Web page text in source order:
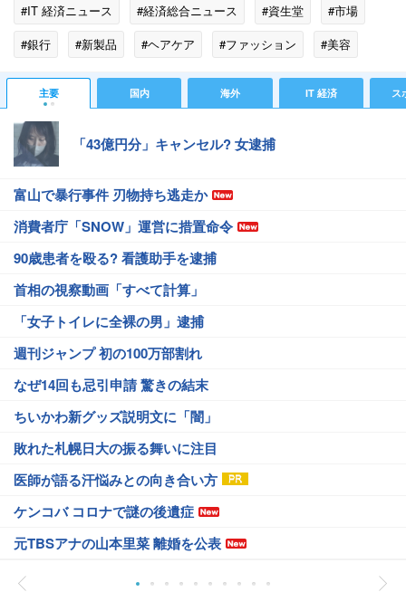
#IT 経済ニュース #経済総合ニュース #資生堂
#市場
#銀行
#新製品 #ヘアケア #ファッション
#美容
#投資
#ネット取引 #早期退職
#ドラッグストア
#若年層
#クレーム #富裕層 #ユニリーバ
主要 国内 海外 IT 経済 ス
「43億円分」キャンセル? 女逮捕
富山で暴行事件 刃物持ち逃走か
消費者庁「SNOW」運営に措置命令
90歳患者を殴る? 看護助手を逮捕
首相の視察動画「すべて計算」
「女子トイレに全裸の男」逮捕
週刊ジャンプ 初の100万部割れ
なぜ14回も忌引申請 驚きの結末
ちいかわ新グッズ説明文に「闇」
敗れた札幌日大の振る舞いに注目
医師が語る汗悩みとの向き合い方
ケンコバ コロナで謎の後遺症
元TBSアナの山本里菜 離婚を公表